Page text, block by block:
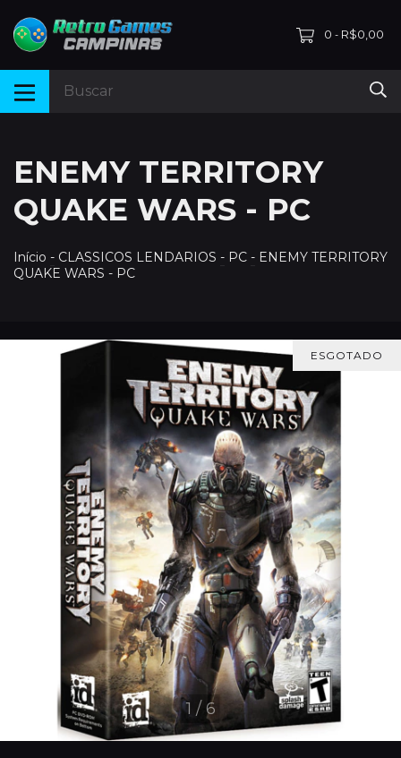
0 - R$0,00
ENEMY TERRITORY
QUAKE WARS - PC
Início - CLASSICOS LENDARIOS - PC - ENEMY TERRITORY
QUAKE WARS - PC
ESGOTADO
1 / 6